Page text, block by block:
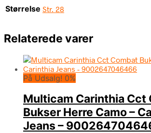
Størrelse Str. 28
Relaterede varer
På Udsalg! 0%
Multicam Carinthia Cct
Bukser Herre Camo –
Jeans –